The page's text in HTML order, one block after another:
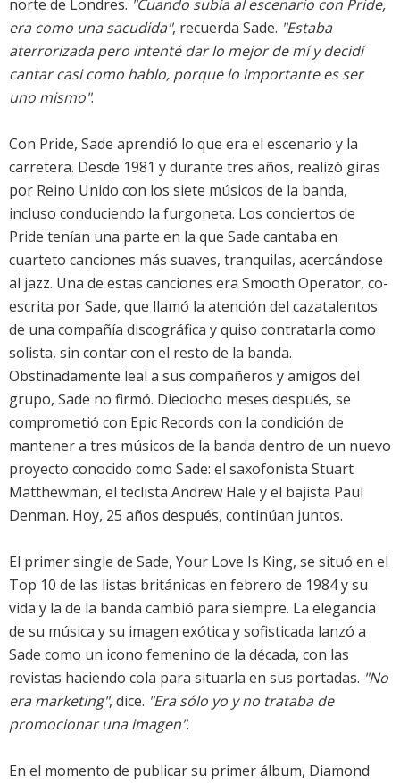
norte de Londres. "Cuando subía al escenario con Pride,
era como una sacudida", recuerda Sade. "Estaba
aterrorizada pero intenté dar lo mejor de mí y decidí
cantar casi como hablo, porque lo importante es ser
uno mismo".
Con Pride, Sade aprendió lo que era el escenario y la
carretera. Desde 1981 y durante tres años, realizó giras
por Reino Unido con los siete músicos de la banda,
incluso conduciendo la furgoneta. Los conciertos de
Pride tenían una parte en la que Sade cantaba en
cuarteto canciones más suaves, tranquilas, acercándose
al jazz. Una de estas canciones era Smooth Operator, co-
escrita por Sade, que llamó la atención del cazatalentos
de una compañía discográfica y quiso contratarla como
solista, sin contar con el resto de la banda.
Obstinadamente leal a sus compañeros y amigos del
grupo, Sade no firmó. Dieciocho meses después, se
comprometió con Epic Records con la condición de
mantener a tres músicos de la banda dentro de un nuevo
proyecto conocido como Sade: el saxofonista Stuart
Matthewman, el teclista Andrew Hale y el bajista Paul
Denman. Hoy, 25 años después, continúan juntos.
El primer single de Sade, Your Love Is King, se situó en el
Top 10 de las listas británicas en febrero de 1984 y su
vida y la de la banda cambió para siempre. La elegancia
de su música y su imagen exótica y sofisticada lanzó a
Sade como un icono femenino de la década, con las
revistas haciendo cola para situarla en sus portadas. "No
era marketing", dice. "Era sólo yo y no trataba de
promocionar una imagen".
En el momento de publicar su primer álbum, Diamond